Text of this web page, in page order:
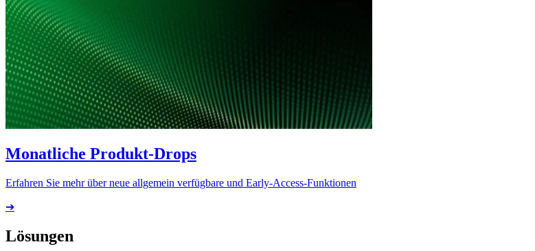
Monatliche Produkt-Drops
Erfahren Sie mehr über neue allgemein verfügbare und Early-Access-Funktionen
➔
Lösungen